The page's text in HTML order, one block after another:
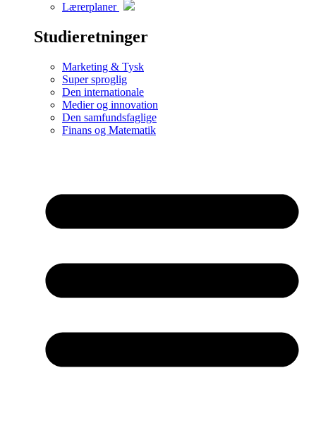
Lærerplaner
Studieretninger
Marketing & Tysk
Super sproglig
Den internationale
Medier og innovation
Den samfundsfaglige
Finans og Matematik